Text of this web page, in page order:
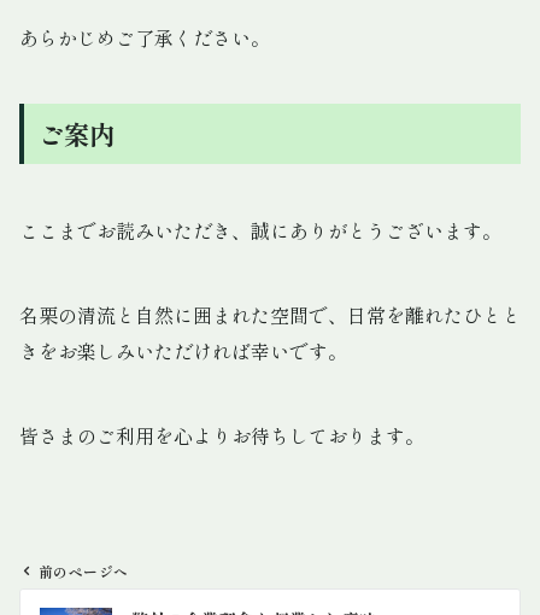
あらかじめご了承ください。
ご案内
ここまでお読みいただき、誠にありがとうございます。
名栗の清流と自然に囲まれた空間で、日常を離れたひとと
きをお楽しみいただければ幸いです。
皆さまのご利用を心よりお待ちしております。
前のページへ